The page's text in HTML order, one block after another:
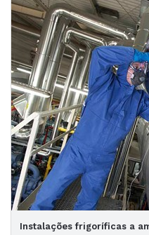
Instalações frigoríficas a